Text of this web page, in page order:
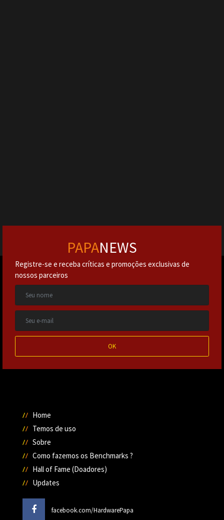
PAPANEWS
Registre-se e receba críticas e promoções exclusivas de
nossos parceiros
OK
Home
Temos de uso
Sobre
Como fazemos os Benchmarks ?
Hall of Fame (Doadores)
Updates
facebook.com/HardwarePapa